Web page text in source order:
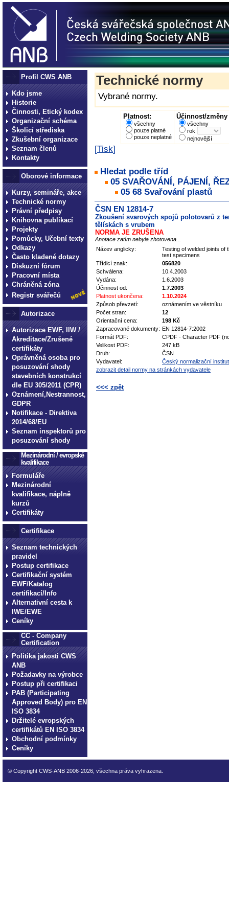
Profil CWS ANB
Kdo jsme
Historie
Činnosti, Etický kodex
Organizační schéma
Školicí střediska
Zkušební organizace
Seznam členů
Kontakty
Oborové informace
Kurzy, semináře, akce
Technické normy
Právní předpisy
Knihovna publikací
Projekty
Pomůcky, Učební texty
Odkazy
Často kladené dotazy
Diskuzní fórum
Pracovní místa
Chráněná zóna
Registr svářečů
Autorizace
Autorizace EWF, IIW /
Akreditace/Zrušené
certifikáty
Oprávněná osoba pro
posuzování shody
stavebních konstrukcí
dle EU 305/2011 (CPR)
Oznámení,Nestrannost,
GDPR
Notifikace - Direktiva
2014/68/EU
Seznam inspektorů pro
posuzování shody
Mezinárodní / evropské
kvalifikace
Formuláře
Mezinárodní
kvalifikace, náplně
kurzů
Certifikáty
Certifikace
Seznam technických
pravidel
Postup certifikace
Certifikační systém
EWF/Katalog
certifikací/Info
Alternativní cesta k
IWE/EWE
Ceníky
CC - Company
Certification
Politika jakosti CWS
ANB
Požadavky na výrobce
Postup při certifikaci
PAB (Participating
Approved Body) pro EN
ISO 3834
Držitelé evropských
certifikátů EN ISO 3834
Obchodní podmínky
Ceníky
Technické normy
Vybrané normy.
Platnost:
všechny
pouze platné
pouze neplatné
Účinnost/změny
všechny
rok
nejnovější
[Tisk]
Hledat podle tříd
05 SVAŘOVÁNÍ, PÁJENÍ,
05 68 Svařování plastů
ČSN EN 12814-7
Zkoušení svarových spojů polotovarů z
tělískách s vrubem
NORMA JE ZRUŠENA
Anotace zatím nebyla zhotovena...
Název anglicky:
Testing of welded joints of
test specimens
Třídicí znak:
056820
Schválena:
10.4.2003
Vydána:
1.6.2003
Účinnost od:
1.7.2003
Platnost ukončena:
1.10.2024
Způsob převzetí:
oznámením ve věstníku
Počet stran:
12
Orientační cena:
198 Kč
Zapracované dokumenty: EN 12814-7:2002
Formát PDF:
CPDF - Character PDF
Velikost PDF:
247 kB
Druh:
ČSN
Vydavatel:
Český normalizační institut
zobrazit detail normy na stránkách vydavatele
<<< zpět
© Copyright CWS-ANB 2006-2026, všechna práva vyhrazena.